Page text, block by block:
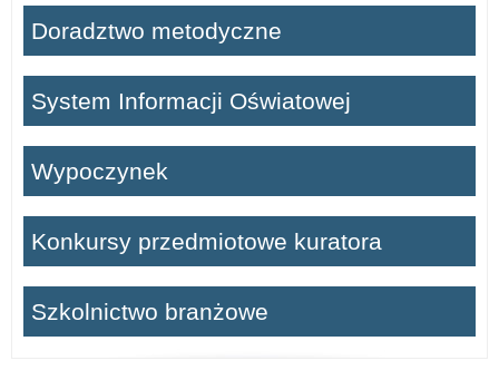
Doradztwo metodyczne
System Informacji Oświatowej
Wypoczynek
Konkursy przedmiotowe kuratora
Szkolnictwo branżowe